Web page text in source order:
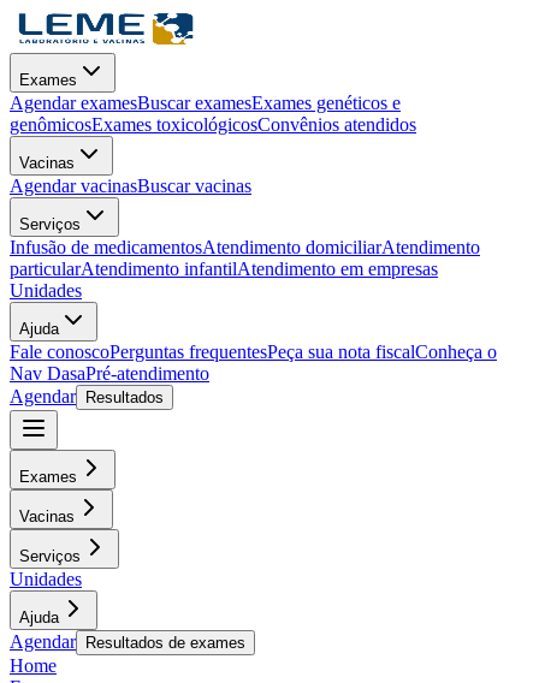
Exames
Agendar examesBuscar examesExames genéticos e
genômicosExames toxicológicosConvênios atendidos
Vacinas
Agendar vacinasBuscar vacinas
Serviços
Infusão de medicamentosAtendimento domiciliarAtendimento
particularAtendimento infantilAtendimento em empresas
Unidades
Ajuda
Fale conoscoPerguntas frequentesPeça sua nota fiscalConheça o
Nav DasaPré-atendimento
Agendar
Resultados
Exames
Vacinas
Serviços
Unidades
Ajuda
Agendar Resultados de exames
Home